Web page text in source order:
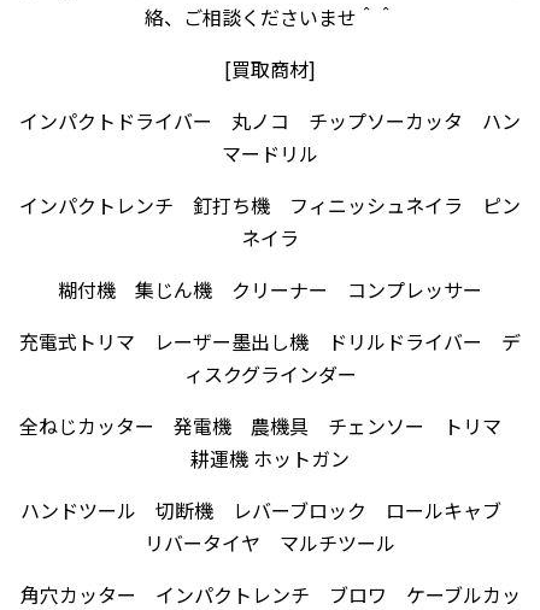
絡、ご相談くださいませ＾＾
[買取商材]
インパクトドライバー 丸ノコ チップソーカッタ ハン
マードリル
インパクトレンチ 釘打ち機 フィニッシュネイラ ピン
ネイラ
糊付機 集じん機 クリーナー コンプレッサー
充電式トリマ レーザー墨出し機 ドリルドライバー デ
ィスクグラインダー
全ねじカッター 発電機 農機具 チェンソー トリマ
耕運機 ホットガン
ハンドツール 切断機 レバーブロック ロールキャブ
リバータイヤ マルチツール
角穴カッター インパクトレンチ ブロワ ケーブルカッ